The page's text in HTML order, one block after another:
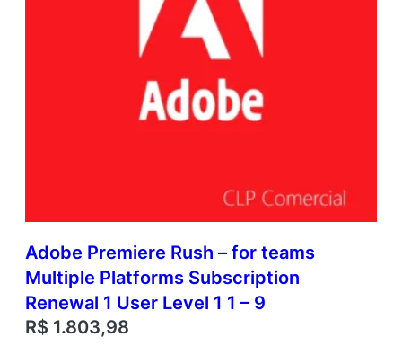
Adobe Premiere Rush – for teams
Multiple Platforms Subscription
Renewal 1 User Level 1 1 – 9
R$ 1.803,98